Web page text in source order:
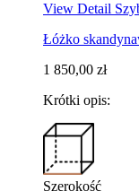
View Detail
Łóżko
1 850,00 zł
Krótki opis:
Szerokość